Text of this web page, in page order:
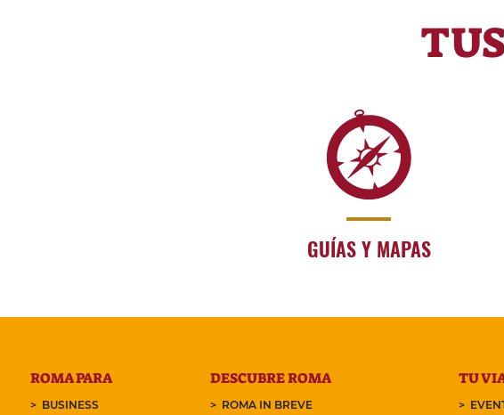
GUÍAS Y MAPAS
ROMA PARA
BUSINESS
DESCUBRE ROMA
ROMA IN BREVE
TU